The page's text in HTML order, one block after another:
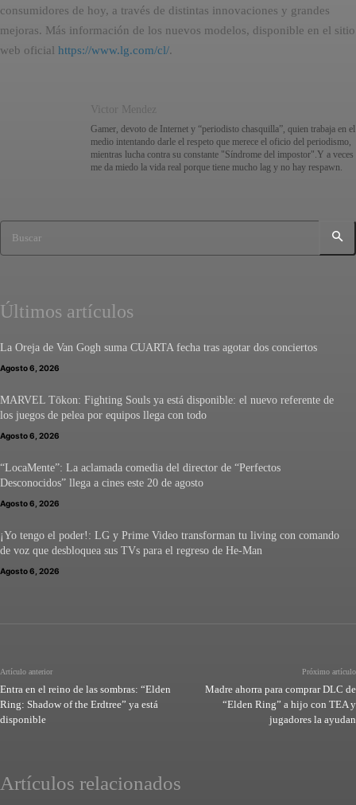
consumidores de hoy, a través de distintas innovaciones y grandes
mejoras. Más información de los nuevos modelos, disponible en el sitio
web oficial https://www.lg.com/cl/.
Victor Mendez
Gamer, devoto de Internet y “periodisto chasquilla”, quien trabaja en el
medio intentando darle el respeto que merece el oficio del periodismo,
mientras lucha contra su constante "Síndrome del impostor".Y a veces
me da miedo la vida real porque tiene mucho lag y no hay respawn.
Buscar
Últimos artículos
La Oreja de Van Gogh suma CUARTA fecha tras agotar dos conciertos
Agosto 6, 2026
MARVEL Tōkon: Fighting Souls ya está disponible: el nuevo referente de
los juegos de pelea por equipos llega con todo
Agosto 6, 2026
“LocaMente”: La aclamada comedia del director de “Perfectos
Desconocidos” llega a cines este 20 de agosto
Agosto 6, 2026
¡Yo tengo el poder!: LG y Prime Video transforman tu living con comando
de voz que desbloquea sus TVs para el regreso de He-Man
Agosto 6, 2026
Artículo anterior
Entra en el reino de las sombras: “Elden
Ring: Shadow of the Erdtree” ya está
disponible
Próximo artículo
Madre ahorra para comprar DLC de
“Elden Ring” a hijo con TEA y
jugadores la ayudan
Artículos relacionados